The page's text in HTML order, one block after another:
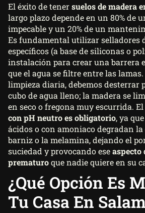
El éxito de tenersuelos de madera
largo plazo depende en un 80% de
impecable y un 20% de un
Es fundamental utilizar selladores
específicos (a base de siliconas o
instalación para crear una barrera
que el agua se filtre entre las
limpieza diaria, debemos desterrar
cubo de agua lleno; la madera se
en seco o fregona muy escurrida. El
con pH neutro es obligatorio, ya
ácidos o con amoniaco degradan
barniz o la melamina, dejando el
suciedad y provocando eseaspecto
prematuroque nadie quiere en su
¿Qué Opción Es
Tu Casa En